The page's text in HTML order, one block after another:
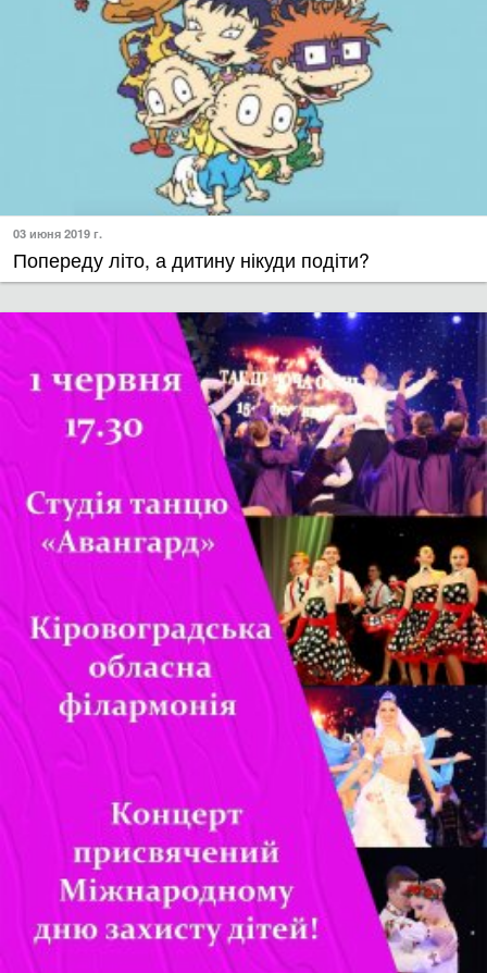
03 июня 2019 г.
Попереду літо, а дитину нікуди подіти?